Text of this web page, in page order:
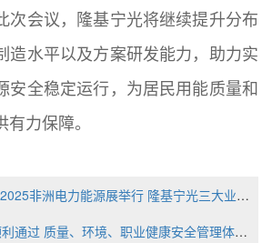
次会议，隆基宁光将继续提升分布
造水平以及方案研发能力，助力实
安全稳定运行，为居民用能质量和
力保障。
非洲电力能源展举行 隆基宁光三大业务板块齐上阵
过 质量、环境、职业健康安全管理体系外部审核